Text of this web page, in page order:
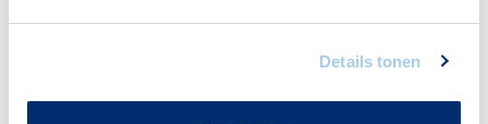
Details tonen
Voorzieningen in
Seizoenenbuurt